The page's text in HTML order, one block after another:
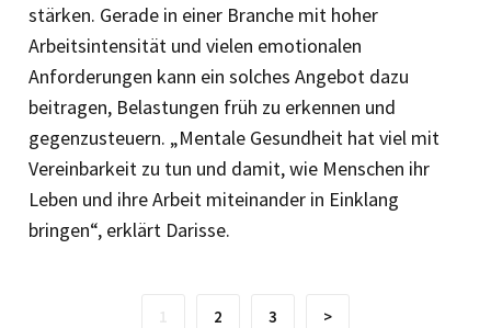
stärken. Gerade in einer Branche mit hoher
Arbeitsintensität und vielen emotionalen
Anforderungen kann ein solches Angebot dazu
beitragen, Belastungen früh zu erkennen und
gegenzusteuern. „Mentale Gesundheit hat viel mit
Vereinbarkeit zu tun und damit, wie Menschen ihr
Leben und ihre Arbeit miteinander in Einklang
bringen“, erklärt Darisse.
2 3 >